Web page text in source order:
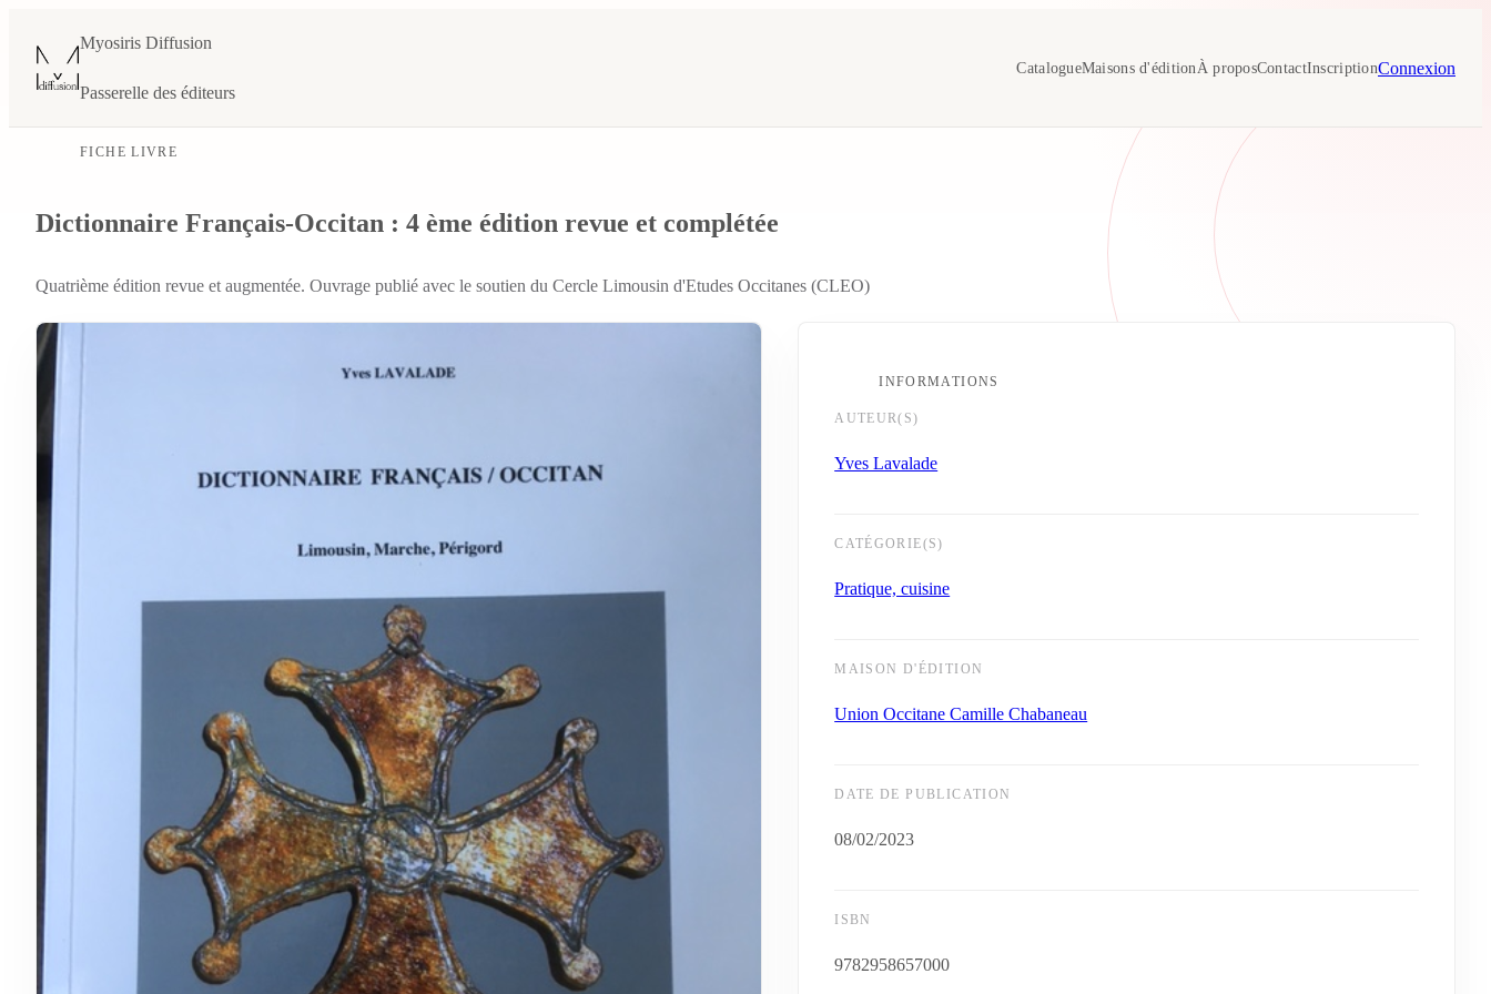
Myosiris Diffusion
Passerelle des éditeurs
CatalogueMaisons d'édition À proposContactInscriptionConnexion
FICHE LIVRE
Dictionnaire Français-Occitan : 4 ème édition revue et complétée
Quatrième édition revue et augmentée. Ouvrage publié avec le soutien du Cercle Limousin d'Etudes Occitanes (CLEO)
INFORMATIONS
AUTEUR(S)
Yves Lavalade
CATÉGORIE(S)
Pratique, cuisine
MAISON D'ÉDITION
Union Occitane Camille Chabaneau
DATE DE PUBLICATION
08/02/2023
ISBN
9782958657000